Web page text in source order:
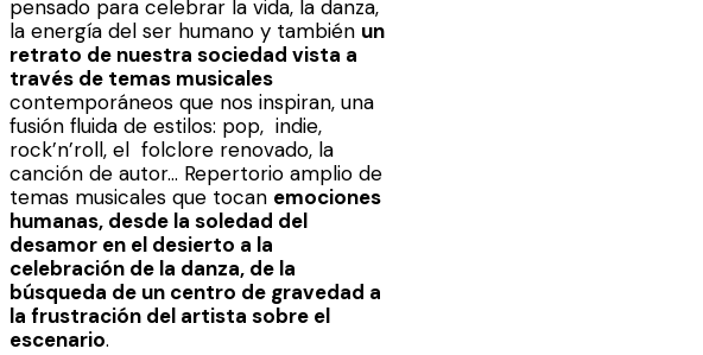
pensado para celebrar la vida, la danza,
la energía del ser humano y también un
retrato de nuestra sociedad vista a
través de temas musicales
contemporáneos que nos inspiran, una
fusión fluida de estilos: pop, indie,
rock’n’roll, el folclore renovado, la
canción de autor… Repertorio amplio de
temas musicales que tocan emociones
humanas, desde la soledad del
desamor en el desierto a la
celebración de la danza, de la
búsqueda de un centro de gravedad a
la frustración del artista sobre el
escenario.